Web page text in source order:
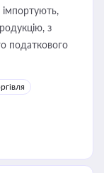
з
податкового